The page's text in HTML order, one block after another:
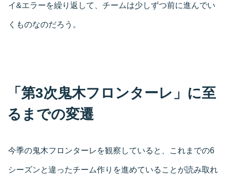
イ&エラーを繰り返して、チームは少しずつ前に進んでい
くものなのだろう。
「第3次鬼木フロンターレ」に至
るまでの変遷
今季の鬼木フロンターレを観察していると、これまでの6
シーズンと違ったチーム作りを進めていることが読み取れ